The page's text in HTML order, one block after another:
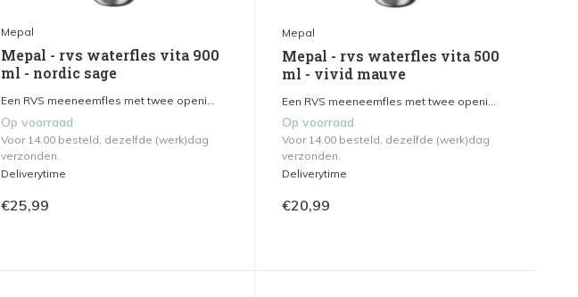
Mepal
Mepal - rvs waterfles vita 900
ml - nordic sage
Een RVS meeneemfles met twee openi...
Op voorraad
Voor 14.00 besteld, dezelfde (werk)dag
verzonden.
Deliverytime
€25,99
Mepal
Mepal - rvs waterfles vita 500
ml - vivid mauve
Een RVS meeneemfles met twee openi...
Op voorraad
Voor 14.00 besteld, dezelfde (werk)dag
verzonden.
Deliverytime
€20,99